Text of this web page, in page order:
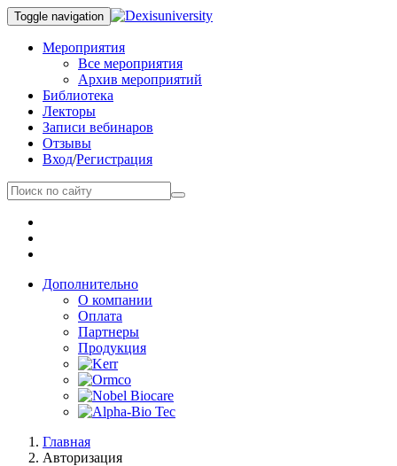
Toggle navigation
Мероприятия
Все мероприятия
Архив мероприятий
Библиотека
Лекторы
Записи вебинаров
Отзывы
Вход/Регистрация
Дополнительно
О компании
Оплата
Партнеры
Продукция
Главная
Авторизация